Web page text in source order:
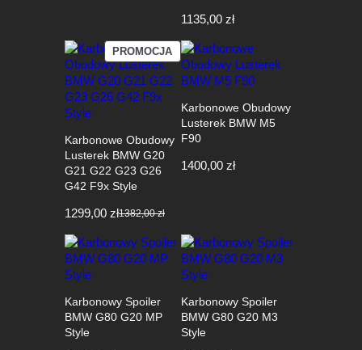
1135,00 zł
PROMOCJAPRODUKT
W
PROMOCJI
Karbonowe Obudowy
Lusterek BMW G20
G21 G22 G23 G26
G42 F9x Style
1382,00zł
Pierwotna
cena
wynosiła:
1382,00 zł.
1299,00 zł
Aktualna
cena
wynosi:
1299,00 zł.
Karbonowe Obudowy
Lusterek BMW M5
F90
1400,00 zł
Karbonowy Spoiler
BMW G80 G20 MP
Style
Karbonowy Spoiler
BMW G80 G20 M3
Style